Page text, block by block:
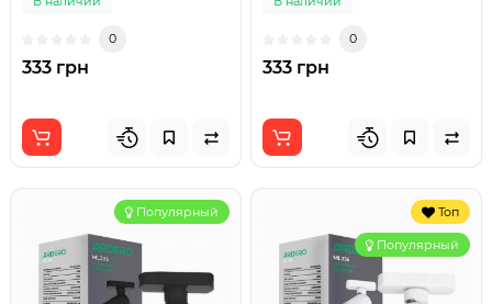
0
333 грн
0
333 грн
Популярный Топ
Популярный